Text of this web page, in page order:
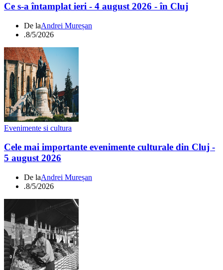
Ce s-a întamplat ieri - 4 august 2026 - în Cluj
De laAndrei Mureșan
.8/5/2026
Evenimente si cultura
Cele mai importante evenimente culturale din Cluj -
5 august 2026
De laAndrei Mureșan
.8/5/2026